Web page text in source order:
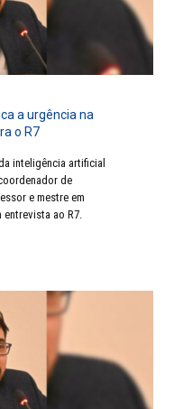
a urgência na
o R7
inteligência artificial
de
e mestre em
entrevista ao R7.